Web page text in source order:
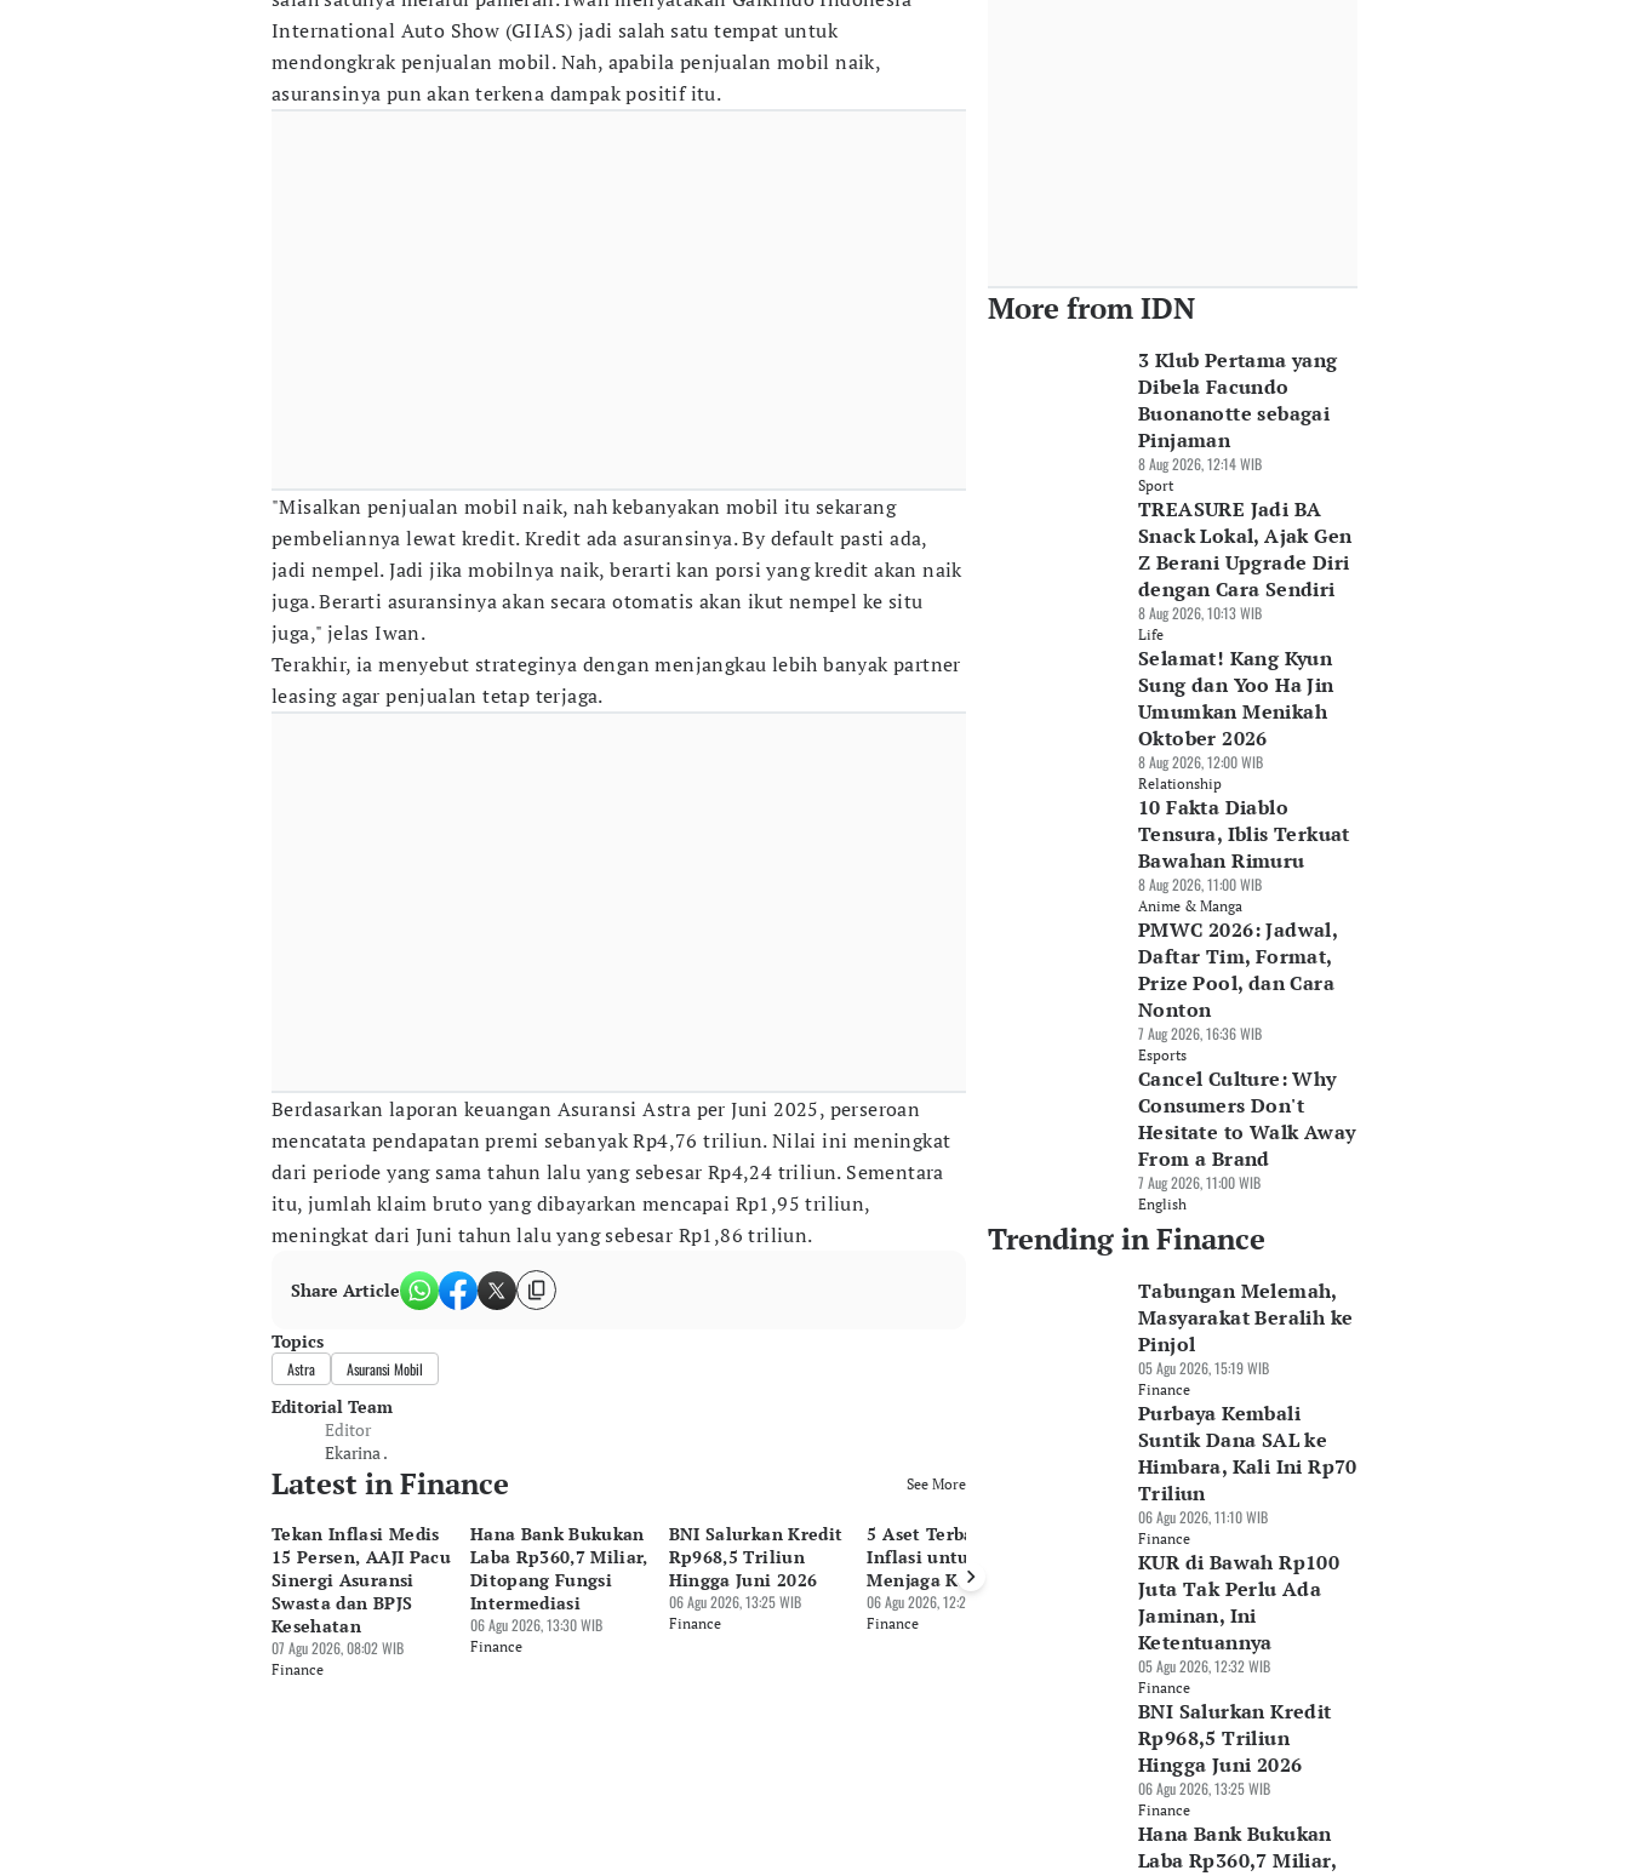
International Auto Show (GIIAS) jadi salah satu tempat untuk
mendongkrak penjualan mobil. Nah, apabila penjualan mobil naik,
asuransinya pun akan terkena dampak positif itu.
"Misalkan penjualan mobil naik, nah kebanyakan mobil itu sekarang
pembeliannya lewat kredit. Kredit ada asuransinya. By default pasti ada,
jadi nempel. Jadi jika mobilnya naik, berarti kan porsi yang kredit akan naik
juga. Berarti asuransinya akan secara otomatis akan ikut nempel ke situ
juga," jelas Iwan.
Terakhir, ia menyebut strateginya dengan menjangkau lebih banyak partner
leasing agar penjualan tetap terjaga.
Berdasarkan laporan keuangan Asuransi Astra per Juni 2025, perseroan
mencatata pendapatan premi sebanyak Rp4,76 triliun. Nilai ini meningkat
dari periode yang sama tahun lalu yang sebesar Rp4,24 triliun. Sementara
itu, jumlah klaim bruto yang dibayarkan mencapai Rp1,95 triliun,
meningkat dari Juni tahun lalu yang sebesar Rp1,86 triliun.
Share Article
Topics
Astra Asuransi Mobil
Editorial Team
Editor
Ekarina .
Latest in Finance See More
Tekan Inflasi Medis
15 Persen, AAJI Pacu
Sinergi Asuransi
Swasta dan BPJS
Kesehatan
07 Agu 2026, 08:02 WIB
Finance
Hana Bank Bukukan
Laba Rp360,7 Miliar,
Ditopang Fungsi
Intermediasi
06 Agu 2026, 13:30 WIB
Finance
BNI Salurkan Kredit
Rp968,5 Triliun
Hingga Juni 2026
06 Agu 2026, 13:25 WIB
Finance
5 Aset Terbaik saat
Inflasi untuk
Menjaga Kekayaan
06 Agu 2026, 12:27 WIB
Finance
Purbaya Kembali
Suntik Dana SAL ke
Himbara, Kali Ini
Rp70 Triliun
06 Agu 2026, 11:10 WIB
Dokumen Dinilai
Beri Kepastian
Hukum Pergadaian
Finance
More from IDN
3 Klub Pertama yang
Dibela Facundo
Buonanotte sebagai
Pinjaman
8 Aug 2026, 12:14 WIB
Sport
TREASURE Jadi BA
Snack Lokal, Ajak Gen
Z Berani Upgrade Diri
dengan Cara Sendiri
8 Aug 2026, 10:13 WIB
Life
Selamat! Kang Kyun
Sung dan Yoo Ha Jin
Umumkan Menikah
Oktober 2026
8 Aug 2026, 12:00 WIB
Relationship
10 Fakta Diablo
Tensura, Iblis Terkuat
Bawahan Rimuru
8 Aug 2026, 11:00 WIB
Anime & Manga
PMWC 2026: Jadwal,
Daftar Tim, Format,
Prize Pool, dan Cara
Nonton
7 Aug 2026, 16:36 WIB
Esports
Cancel Culture: Why
Consumers Don't
Hesitate to Walk Away
From a Brand
7 Aug 2026, 11:00 WIB
English
Trending in Finance
Tabungan Melemah,
Masyarakat Beralih ke
Pinjol
05 Agu 2026, 15:19 WIB
Finance
Purbaya Kembali
Suntik Dana SAL ke
Himbara, Kali Ini Rp70
Triliun
06 Agu 2026, 11:10 WIB
Finance
KUR di Bawah Rp100
Juta Tak Perlu Ada
Jaminan, Ini
Ketentuannya
05 Agu 2026, 12:32 WIB
Finance
BNI Salurkan Kredit
Rp968,5 Triliun
Hingga Juni 2026
06 Agu 2026, 13:25 WIB
Finance
Hana Bank Bukukan
Laba Rp360,7 Miliar,